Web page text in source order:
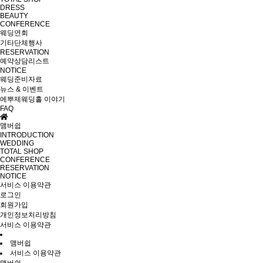
DRESS
BEAUTY
CONFERENCE
웨딩연회
기타단체행사
RESERVATION
예약상담리스트
NOTICE
웨딩준비자료
뉴스 & 이벤트
에뿌제웨딩홀 이야기
FAQ
맴버쉽
INTRODUCTION
WEDDING
TOTAL SHOP
CONFERENCE
RESERVATION
NOTICE
서비스 이용약관
로그인
회원가입
개인정보처리방침
서비스 이용약관
맴버쉽
서비스 이용약관